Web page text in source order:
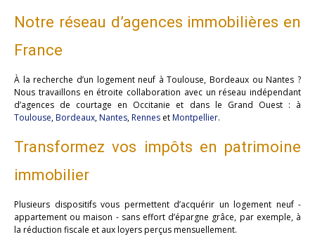
Notre réseau d’agences immobilières en
France
À la recherche d’un logement neuf à Toulouse, Bordeaux ou Nantes ?
Nous travaillons en étroite collaboration avec un réseau indépendant
d’agences de courtage en Occitanie et dans le Grand Ouest : à
Toulouse,Bordeaux,Nantes,Rennes etMontpellier.
Transformez vos impôts en patrimoine
immobilier
Plusieurs dispositifs vous permettent d’acquérir un logement neuf -
appartement ou maison - sans effort d’épargne grâce, par exemple, à
la réduction fiscale et aux loyers perçus mensuellement.